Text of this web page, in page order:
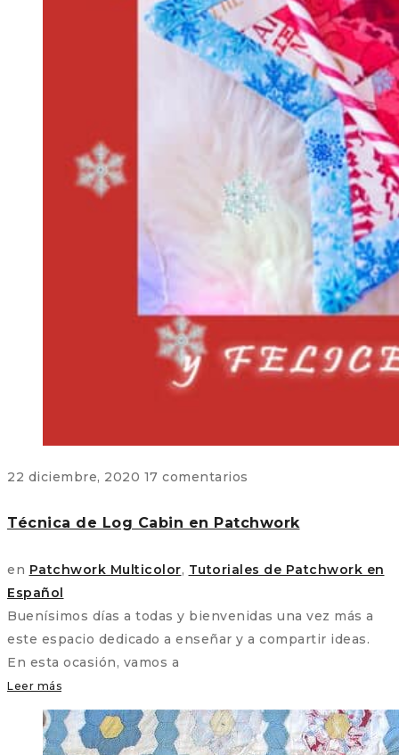
22 diciembre, 2020 17 comentarios
Técnica de Log Cabin en Patchwork
en Patchwork Multicolor, Tutoriales de Patchwork en
Español
Buenísimos días a todas y bienvenidas una vez más a
este espacio dedicado a enseñar y a compartir ideas.
En esta ocasión, vamos a
Leer más